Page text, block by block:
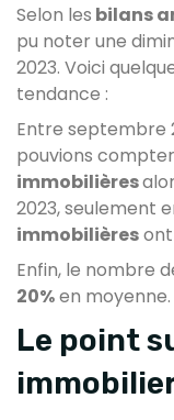
Selon les bilans
pu noter une
2023. Voici
tendance :
Entre septembre
pouvions compter
immobilières
2023, seulement
immobilières
Enfin, le nombre
20%en moyenne.
Le point